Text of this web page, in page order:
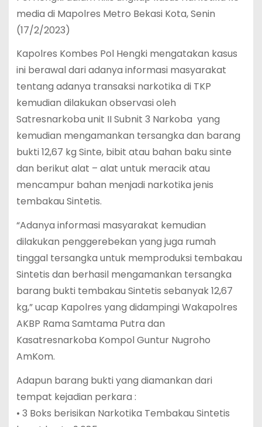
media di Mapolres Metro Bekasi Kota, Senin
(17/2/2023)
Kapolres Kombes Pol Hengki mengatakan kasus
ini berawal dari adanya informasi masyarakat
tentang adanya transaksi narkotika di TKP
kemudian dilakukan observasi oleh
Satresnarkoba unit II Subnit 3 Narkoba yang
kemudian mengamankan tersangka dan barang
bukti 12,67 kg Sinte, bibit atau bahan baku sinte
dan berikut alat – alat untuk meracik atau
mencampur bahan menjadi narkotika jenis
tembakau Sintetis.
“Adanya informasi masyarakat kemudian
dilakukan penggerebekan yang juga rumah
tinggal tersangka untuk memproduksi tembakau
Sintetis dan berhasil mengamankan tersangka
barang bukti tembakau Sintetis sebanyak 12,67
kg,” ucap Kapolres yang didampingi Wakapolres
AKBP Rama Samtama Putra dan
Kasatresnarkoba Kompol Guntur Nugroho
AmKom.
Adapun barang bukti yang diamankan dari
tempat kejadian perkara :
• 3 Boks berisikan Narkotika Tembakau Sintetis